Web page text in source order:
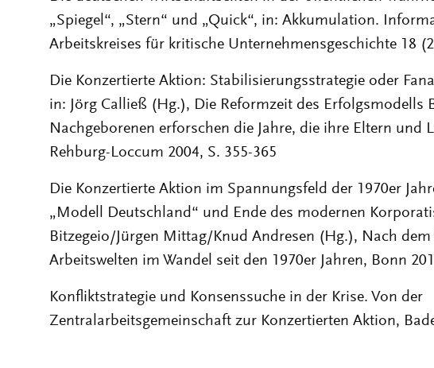
„Spiegel“, „Stern“ und „Quick“, in: Akkumulation.
Arbeitskreises für kritische Unternehmensgeschichte 18
Die Konzertierte Aktion: Stabilisierungsstrategie oder
in: Jörg Calließ (Hg.), Die Reformzeit des Erfolgsmodells
Nachgeborenen erforschen die Jahre, die ihre Eltern und
Rehburg-Loccum 2004, S. 355-365
Die Konzertierte Aktion im Spannungsfeld der 1970er
„Modell Deutschland“ und Ende des modernen
Bitzegeio/Jürgen Mittag/Knud Andresen (Hg.), Nach
Arbeitswelten im Wandel seit den 1970er Jahren, Bonn
Konfliktstrategie und Konsenssuche in der Krise. Von der
Zentralarbeitsgemeinschaft zur Konzertierten Aktion,